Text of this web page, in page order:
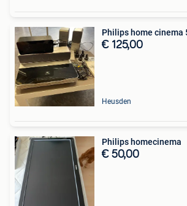
Philips home cinema
€ 125,00
Heusden
Philips homecinema
€ 50,00